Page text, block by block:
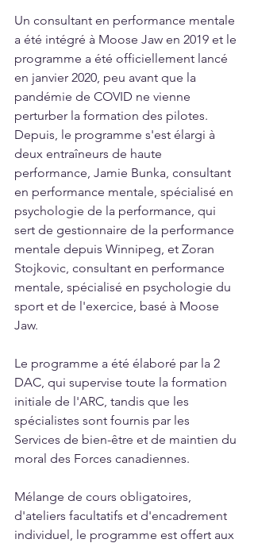
Un consultant en performance mentale
a été intégré à Moose Jaw en 2019 et le
programme a été officiellement lancé
en janvier 2020, peu avant que la
pandémie de COVID ne vienne
perturber la formation des pilotes.
Depuis, le programme s'est élargi à
deux entraîneurs de haute
performance, Jamie Bunka, consultant
en performance mentale, spécialisé en
psychologie de la performance, qui
sert de gestionnaire de la performance
mentale depuis Winnipeg, et Zoran
Stojkovic, consultant en performance
mentale, spécialisé en psychologie du
sport et de l'exercice, basé à Moose
Jaw.
Le programme a été élaboré par la 2
DAC, qui supervise toute la formation
initiale de l'ARC, tandis que les
spécialistes sont fournis par les
Services de bien-être et de maintien du
moral des Forces canadiennes.
Mélange de cours obligatoires,
d'ateliers facultatifs et d'encadrement
individuel, le programme est offert aux